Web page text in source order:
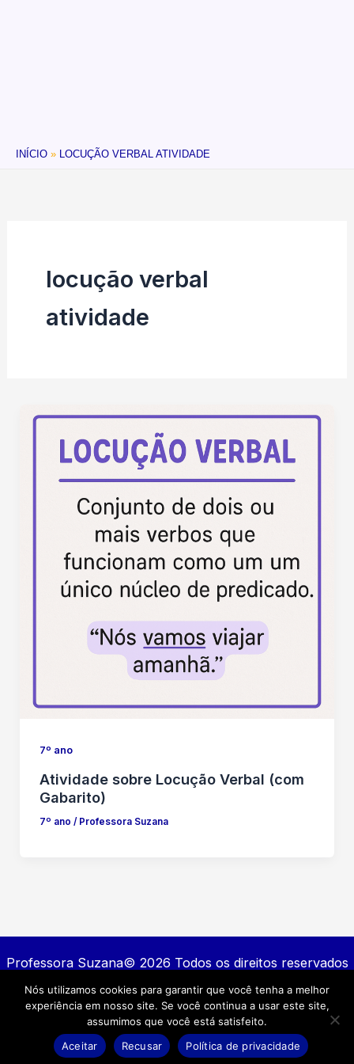
INÍCIO LOCUÇÃO VERBAL ATIVIDADE
locução verbal
atividade
7º ano
Atividade sobre Locução Verbal (com
Gabarito)
7º ano / Professora Suzana
Professora Suzana© 2026 Todos os direitos reservados
Contato
Política de privacidade
Termos e Condições
Nós utilizamos cookies para garantir que você tenha a melhor
experiência em nosso site. Se você continua a usar este site,
assumimos que você está satisfeito.
Aceitar
Recusar Política de privacidade